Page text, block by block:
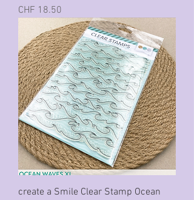
Preis
CHF 18.50
create a Smile Clear Stamp Ocean